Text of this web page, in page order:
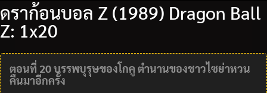
ดราก้อนบอล Z (1989) Dragon Ball
Z: 1x20
ตอนที่ 20 บรรพบุรุษของโกคู ตำนานของชาวไซย่าหวน
คืนมาอีกครั้ง